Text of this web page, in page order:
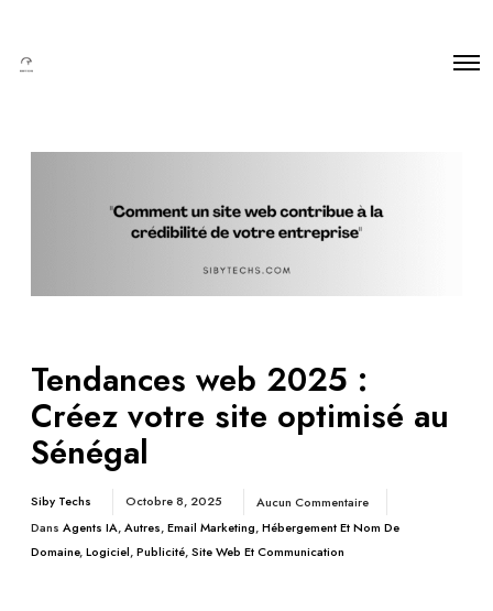
Tendances web 2025 :
Créez votre site optimisé au
Sénégal
Siby Techs Octobre 8, 2025
Aucun Commentaire
Dans Agents IA,Autres,Email Marketing,Hébergement Et Nom De
Domaine,Logiciel,Publicité,Site Web Et Communication